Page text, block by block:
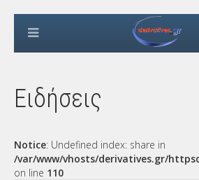
Ειδήσεις
Notice: Undefined index: share in
/var/www/vhosts/derivatives.gr/
on line 110